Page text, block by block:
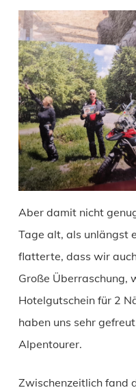
Aber damit nicht
Tage alt, als unlängst
flatterte, dass wir
Große Überraschung,
Hotelgutschein für 2
haben uns sehr
Alpentourer.
Zwischenzeitlich fand